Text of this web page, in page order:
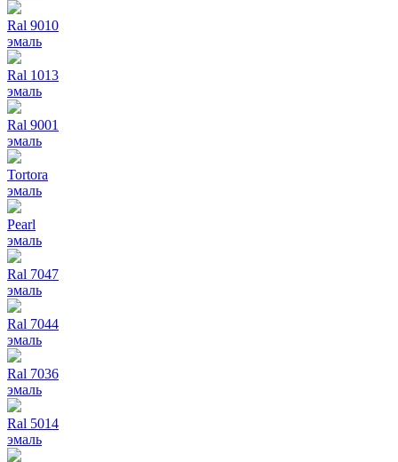
Ral 9010
эмаль
Ral 1013
эмаль
Ral 9001
эмаль
Tortora
эмаль
Pearl
эмаль
Ral 7047
эмаль
Ral 7044
эмаль
Ral 7036
эмаль
Ral 5014
эмаль